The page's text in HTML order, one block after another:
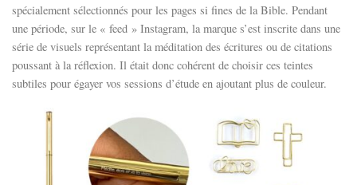
spécialement sélectionnés pour les pages si fines de la Bible. Pendant
une période, sur le « feed » Instagram, la marque s’est inscrite dans une
série de visuels représentant la méditation des écritures ou de citations
poussant à la réflexion. Il était donc cohérent de choisir ces teintes
subtiles pour égayer vos sessions d’étude en ajoutant plus de couleur.